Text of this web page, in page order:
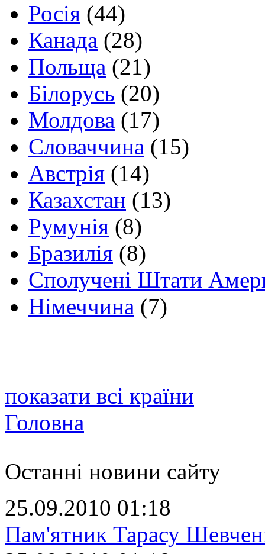
Росія (44)
Канада (28)
Польща (21)
Білорусь (20)
Молдова (17)
Словаччина (15)
Австрія (14)
Казахстан (13)
Румунія (8)
Бразилія (8)
Сполучені Штати
Німеччина (7)
показати всі країни
Головна
Останні новини сайту
25.09.2010 01:18
Пам'ятник Тарасу